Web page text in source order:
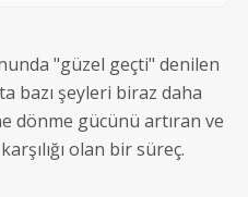
"güzel geçti" denilen
bazı şeyleri biraz daha
dönme gücünü artıran ve
olan bir süreç.